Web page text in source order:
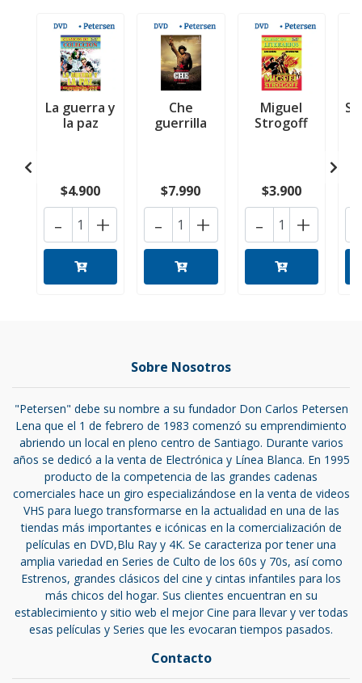
La guerra y
la paz
$4.900
+
-
Che
guerrilla
$7.990
+
-
Miguel
Strogoff
$3.900
+
-
Sobre Nosotros
"Petersen" debe su nombre a su fundador Don Carlos Petersen
Lena que el 1 de febrero de 1983 comenzó su emprendimiento
abriendo un local en pleno centro de Santiago. Durante varios
años se dedicó a la venta de Electrónica y Línea Blanca. En 1995
producto de la competencia de las grandes cadenas
comerciales hace un giro especializándose en la venta de videos
VHS para luego transformarse en la actualidad en una de las
tiendas más importantes e icónicas en la comercialización de
películas en DVD,Blu Ray y 4K. Se caracteriza por tener una
amplia variedad en Series de Culto de los 60s y 70s, así como
Estrenos, grandes clásicos del cine y cintas infantiles para los
más chicos del hogar. Sus clientes encuentran en su
establecimiento y sitio web el mejor Cine para llevar y ver todas
esas películas y Series que les evocaran tiempos pasados.
Contacto